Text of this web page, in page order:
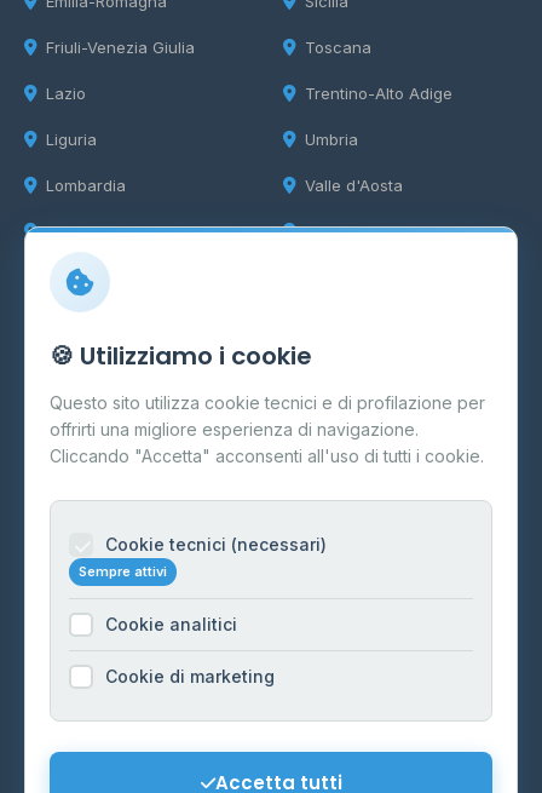
Friuli-Venezia Giulia
Lazio
Liguria
Lombardia
Marche
Toscana
Trentino-Alto Adige
Umbria
Valle d'Aosta
Veneto
Info
Cos'è il GPL
FAQ
Contatti
Informazioni legali
Cookie Policy
Preferenze Cookie
Mappa del sito
🍪 Utilizziamo i cookie
Questo sito utilizza cookie tecnici e di profilazione per
offrirti una migliore esperienza di navigazione.
Cliccando "Accetta" acconsenti all'uso di tutti i cookie.
Cookie tecnici (necessari)
Sempre attivi
Cookie analitici
Cookie di marketing
Accetta tutti